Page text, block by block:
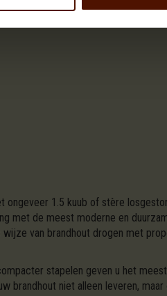
1.5 kuub of stère
met de meest moderne en
van brandhout drogen met
stapelen geven u het
brandhout niet alleen leveren,